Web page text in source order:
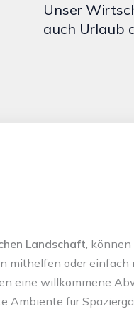
Unser
auch Urlaub
Landschaft, können
mithelfen oder
eine willkommene
Ambiente für